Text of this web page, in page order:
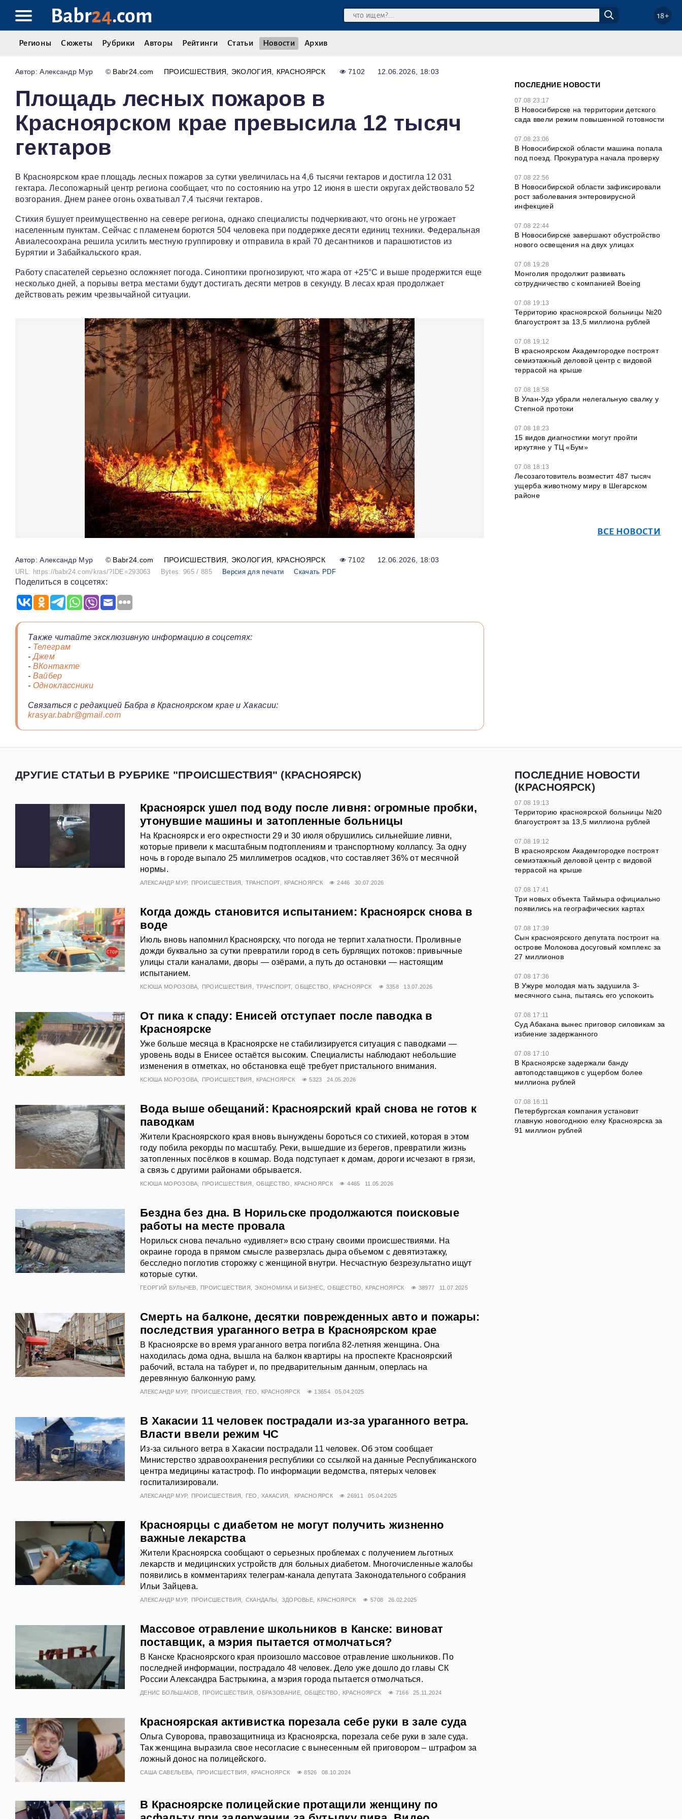
Babr24.com 18+
Регионы Сюжеты Рубрики Авторы Рейтинги Статьи Новости Архив
Александр Мур © Babr24.com ПРОИСШЕСТВИЯ ЭКОЛОГИЯ КРАСНОЯРСК 7102 12.06.2026, 18:03
Площадь лесных пожаров в
Красноярском крае превысила 12 тысяч
гектаров
В Красноярском крае площадь лесных пожаров за сутки увеличилась на 4,6 тысячи гектаров и достигла 12 031
гектара. Лесопожарный центр региона сообщает, что по состоянию на утро 12 июня в шести округах действовало 52
возгорания. Днем ранее огонь охватывал 7,4 тысячи гектаров.
Стихия бушует преимущественно на севере региона, однако специалисты подчеркивают, что огонь не угрожает
населенным пунктам. Сейчас с пламенем борются 504 человека при поддержке десяти единиц техники. Федеральная
Авиалесоохрана решила усилить местную группировку и отправила в край 70 десантников и парашютистов из
Бурятии и Забайкальского края.
Работу спасателей серьезно осложняет погода. Синоптики прогнозируют, что жара от +25°C и выше продержится еще
несколько дней, а порывы ветра местами будут достигать десяти метров в секунду. В лесах края продолжает
действовать режим чрезвычайной ситуации.
Александр Мур © Babr24.com ПРОИСШЕСТВИЯ ЭКОЛОГИЯ КРАСНОЯРСК 7102 12.06.2026, 18:03
URL: https://babr24.com/kras/?IDE=293063 Bytes: 965 / 885 Версия для печати Скачать PDF
Поделиться в соцсетях:
Также читайте эксклюзивную информацию в соцсетях:
- Телеграм
-Джем
- ВКонтакте
- Вайбер
- Одноклассники
Связаться с редакцией Бабра в Красноярском крае и Хакасии:
krasyar.babr@gmail.com
ПОСЛЕДНИЕ НОВОСТИ
07.08 23:17
В Новосибирске на территории детского
сада ввели режим повышенной готовности
07.08 23:06
В Новосибирской области машина попала
под поезд. Прокуратура начала проверку
07.08 22:56
В Новосибирской области зафиксировали
рост заболевания энтеровирусной
инфекцией
07.08 22:44
В Новосибирске завершают обустройство
нового освещения на двух улицах
07.08 19:28
Монголия продолжит развивать
сотрудничество с компанией Boeing
07.08 19:13
Территорию красноярской больницы №20
благоустроят за 13,5 миллиона рублей
07.08 19:12
В красноярском Академгородке построят
семиэтажный деловой центр с видовой
террасой на крыше
07.08 18:58
В Улан-Удэ убрали нелегальную свалку у
Степной протоки
07.08 18:23
15 видов диагностики могут пройти
иркутяне у ТЦ «Бум»
07.08 18:13
Лесозаготовитель возместит 487 тысяч
ущерба животному миру в Шегарском
районе
ВСЕ НОВОСТИ
ДРУГИЕ СТАТЬИ В РУБРИКЕ "ПРОИСШЕСТВИЯ" (КРАСНОЯРСК)
Красноярск ушел под воду после ливня: огромные пробки,
утонувшие машины и затопленные больницы
На Красноярск и его окрестности 29 и 30 июля обрушились сильнейшие ливни,
которые привели к масштабным подтоплениям и транспортному коллапсу. За одну
ночь в городе выпало 25 миллиметров осадков, что составляет 36% от месячной
нормы.
АЛЕКСАНДР МУР ПРОИСШЕСТВИЯ ТРАНСПОРТ КРАСНОЯРСК 2446 30.07.2026
Когда дождь становится испытанием: Красноярск снова в
воде
Июль вновь напомнил Красноярску, что погода не терпит халатности. Проливные
дожди буквально за сутки превратили город в сеть бурлящих потоков: привычные
улицы стали каналами, дворы — озёрами, а путь до остановки — настоящим
испытанием.
КСЮША МОРОЗОВА ПРОИСШЕСТВИЯ ТРАНСПОРТ ОБЩЕСТВО КРАСНОЯРСК 3358 13.07.2026
От пика к спаду: Енисей отступает после паводка в
Красноярске
Уже больше месяца в Красноярске не стабилизируется ситуация с паводками —
уровень воды в Енисее остаётся высоким. Специалисты наблюдают небольшие
изменения в отметках, но обстановка ещё требует пристального внимания.
КСЮША МОРОЗОВА ПРОИСШЕСТВИЯ КРАСНОЯРСК 5323 24.05.2026
Вода выше обещаний: Красноярский край снова не готов к
паводкам
Жители Красноярского края вновь вынуждены бороться со стихией, которая в этом
году побила рекорды по масштабу. Реки, вышедшие из берегов, превратили жизнь
затопленных посёлков в кошмар. Вода подступает к домам, дороги исчезают в грязи,
а связь с другими районами обрывается.
КСЮША МОРОЗОВА ПРОИСШЕСТВИЯ ОБЩЕСТВО КРАСНОЯРСК 4465 11.05.2026
Бездна без дна. В Норильске продолжаются поисковые
работы на месте провала
Норильск снова печально «удивляет» всю страну своими происшествиями. На
окраине города в прямом смысле разверзлась дыра объемом с девятиэтажку,
бесследно поглотив сторожку с женщиной внутри. Несчастную безрезультатно ищут
которые сутки.
ГЕОРГИЙ БУЛЫЧЕВ ПРОИСШЕСТВИЯ ЭКОНОМИКА И БИЗНЕС ОБЩЕСТВО КРАСНОЯРСК 38977 11.07.2025
Смерть на балконе, десятки поврежденных авто и пожары:
последствия ураганного ветра в Красноярском крае
В Красноярске во время ураганного ветра погибла 82-летняя женщина. Она
находилась дома одна, вышла на балкон квартиры на проспекте Красноярский
рабочий, встала на табурет и, по предварительным данным, оперлась на
деревянную балконную раму.
АЛЕКСАНДР МУР ПРОИСШЕСТВИЯ ГЕО КРАСНОЯРСК 13654 05.04.2025
В Хакасии 11 человек пострадали из-за ураганного ветра.
Власти ввели режим ЧС
Из-за сильного ветра в Хакасии пострадали 11 человек. Об этом сообщает
Министерство здравоохранения республики со ссылкой на данные Республиканского
центра медицины катастроф. По информации ведомства, пятерых человек
госпитализировали.
АЛЕКСАНДР МУР ПРОИСШЕСТВИЯ ГЕО ХАКАСИЯ КРАСНОЯРСК 26911 05.04.2025
Красноярцы с диабетом не могут получить жизненно
важные лекарства
Жители Красноярска сообщают о серьезных проблемах с получением льготных
лекарств и медицинских устройств для больных диабетом. Многочисленные жалобы
появились в комментариях телеграм-канала депутата Законодательного собрания
Ильи Зайцева.
АЛЕКСАНДР МУР ПРОИСШЕСТВИЯ СКАНДАЛЫ ЗДОРОВЬЕ КРАСНОЯРСК 5708 26.02.2025
Массовое отравление школьников в Канске: виноват
поставщик, а мэрия пытается отмолчаться?
В Канске Красноярского края произошло массовое отравление школьников. По
последней информации, пострадало 48 человек. Дело уже дошло до главы СК
России Александра Бастрыкина, а мэрия города пытается отмолчаться.
ДЕНИС БОЛЬШАКОВ ПРОИСШЕСТВИЯ ОБРАЗОВАНИЕ ОБЩЕСТВО КРАСНОЯРСК 7166 25.11.2024
Красноярская активистка порезала себе руки в зале суда
Ольга Суворова, правозащитница из Красноярска, порезала себе руки в зале суда.
Так женщина выразила свое несогласие с вынесенным ей приговором – штрафом за
ложный донос на полицейского.
САША САВЕЛЬЕВА ПРОИСШЕСТВИЯ КРАСНОЯРСК 8526 08.10.2024
В Красноярске полицейские протащили женщину по
ПОСЛЕДНИЕ НОВОСТИ
(КРАСНОЯРСК)
07.08 19:13
Территорию красноярской больницы №20
благоустроят за 13,5 миллиона рублей
07.08 19:12
В красноярском Академгородке построят
семиэтажный деловой центр с видовой
террасой на крыше
07.08 17:41
Три новых объекта Таймыра официально
появились на географических картах
07.08 17:39
Сын красноярского депутата построит на
острове Молокова досуговый комплекс за
27 миллионов
07.08 17:36
В Ужуре молодая мать задушила 3-
месячного сына, пытаясь его успокоить
07.08 17:11
Суд Абакана вынес приговор силовикам за
избиение задержанного
07.08 17:10
В Красноярске задержали банду
автоподставщиков с ущербом более
миллиона рублей
07.08 16:11
Петербургская компания установит
главную новогоднюю елку Красноярска за
91 миллион рублей